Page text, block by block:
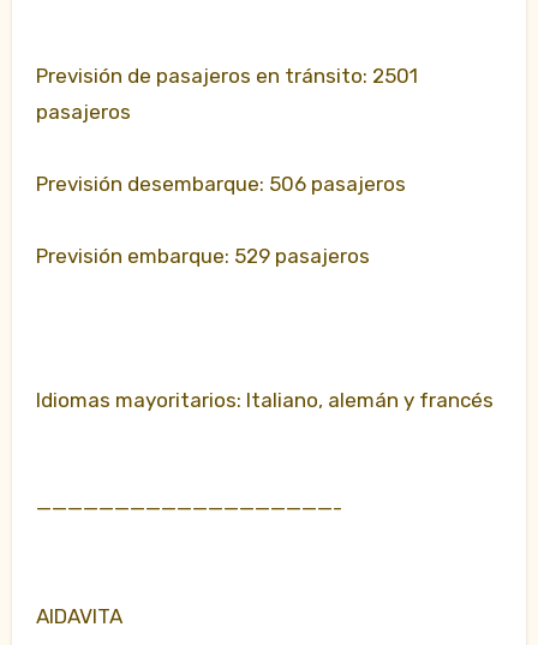
Previsión de pasajeros en tránsito: 2501
pasajeros
Previsión desembarque: 506 pasajeros
Previsión embarque: 529 pasajeros
Idiomas mayoritarios: Italiano, alemán y francés
———————————————————-
AIDAVITA